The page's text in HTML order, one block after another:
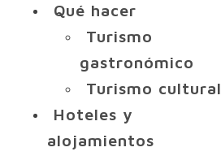
Qué hacer
Turismo
gastronómico
Turismo cultural
Hoteles y
alojamientos